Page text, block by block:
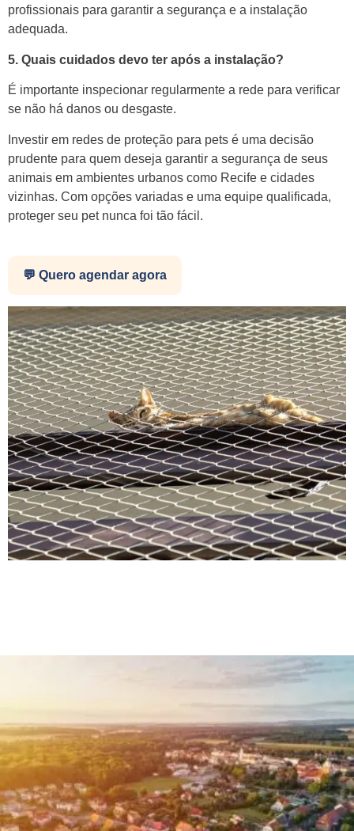
profissionais para garantir a segurança e a instalação
adequada.
5. Quais cuidados devo ter após a instalação?
É importante inspecionar regularmente a rede para verificar
se não há danos ou desgaste.
Investir em redes de proteção para pets é uma decisão
prudente para quem deseja garantir a segurança de seus
animais em ambientes urbanos como Recife e cidades
vizinhas. Com opções variadas e uma equipe qualificada,
proteger seu pet nunca foi tão fácil.
💬 Quero agendar agora